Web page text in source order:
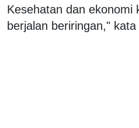
Kesehatan dan ekonomi
berjalan beriringan," kata